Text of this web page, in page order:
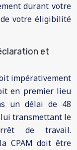
durant votre
de votre éligibilité
et
impérativement
en premier lieu
un délai de 48
lui transmettant le
de travail.
CPAM doit être